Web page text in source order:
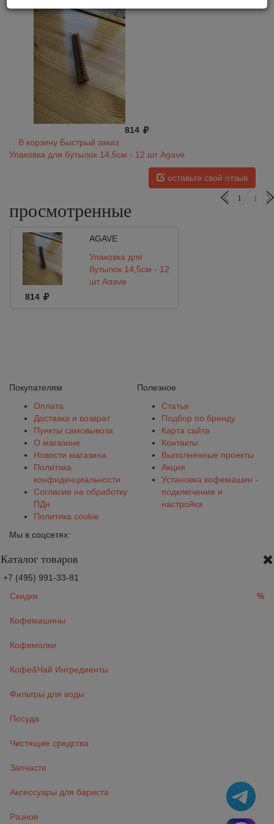
814
В корзину Быстрый заказ
Упаковка для бутылок 14,5см - 12 шт Agave
оставьте свой отзыв
просмотренные
1 1
AGAVE
Упаковка для
бутылок 14,5см - 12
шт Agave
814
Покупателям
Оплата
Доставка и возврат
Пункты самовывоза
О магазине
Новости магазина
Политика
конфиденциальности
Согласие на обработку
ПДн
Политика cookie
Полезное
Статьи
Подбор по бренду
Карта сайта
Контакты
Выполненные проекты
Акция
Установка кофемашин -
подключение и
настройка
Мы в соцсетях:
Каталог товаров
+7 (495) 991-33-81
Скидки
%
Кофемашины
Кофемолки
Кофе&Чай Ингредиенты
Фильтры для воды
Посуда
Чистящие средства
Запчасти
Аксессуары для бариста
Разное